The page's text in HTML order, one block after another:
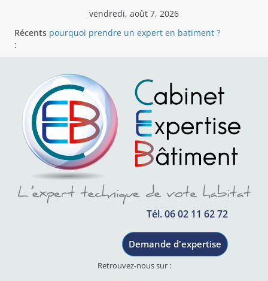
vendredi, août 7, 2026
Récents
:
pourquoi prendre un expert en batiment ?
Votre partenaire indépendant pour résoudre les
litiges du bâtiment
Assistance a reception
Tél. 06 02 11 62 72
Demande d'expertise
Retrouvez-nous sur :